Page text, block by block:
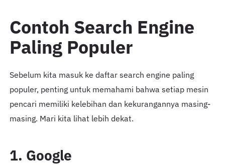
Contoh Search Engine
Paling Populer
Sebelum kita masuk ke daftar search engine paling
populer, penting untuk memahami bahwa setiap mesin
pencari memiliki kelebihan dan kekurangannya masing-
masing. Mari kita lihat lebih dekat.
1. Google